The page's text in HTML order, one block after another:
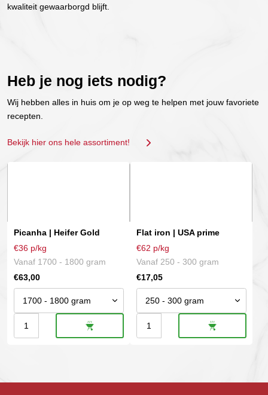
kwaliteit gewaarborgd blijft.
Heb je nog iets nodig?
Wij hebben alles in huis om je op weg te helpen met jouw favoriete
recepten.
Bekijk hier ons hele assortiment!
Picanha | Heifer Gold
€36 p/kg
Vanaf 1700 - 1800 gram
€63,00
Picanha
|
variaties.
Deze
optie
gekozen
worden
op
productpagina
Flat iron | USA prime
€62 p/kg
Vanaf 250 - 300 gram
€17,05
Flat
iron
variaties.
Deze
optie
gekozen
worden
op
productpagina